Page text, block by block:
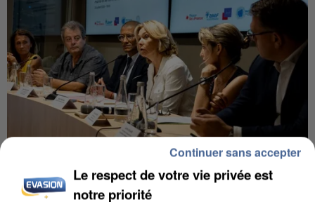
INCENDIES : L’ÎLE-DE-FRANCE LANCE UN ÉLAN
DE SOLIDARITÉ AVEC LES...
Le respect de votre vie privée est
notre priorité
Continuer sans accepter